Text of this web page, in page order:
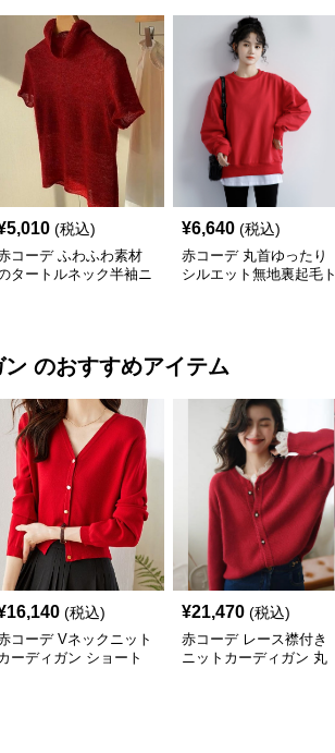
5,010 (税込)
コーデ ふわふわ素材
タートルネック半袖ニ
¥6,640 (税込)
赤コーデ 丸首ゆったり
シルエット無地裏起毛ト
ン のおすすめアイテム
16,140 (税込)
コーデ Vネックニット
ーディガン ショート
¥21,470 (税込)
赤コーデ レース襟付き
ニットカーディガン 丸